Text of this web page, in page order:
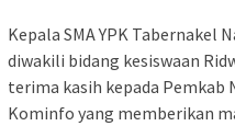
Kepala SMA YPK Tabernakel
diwakili bidang kesiswaan
terima kasih kepada Pemkab
Kominfo yang memberikan